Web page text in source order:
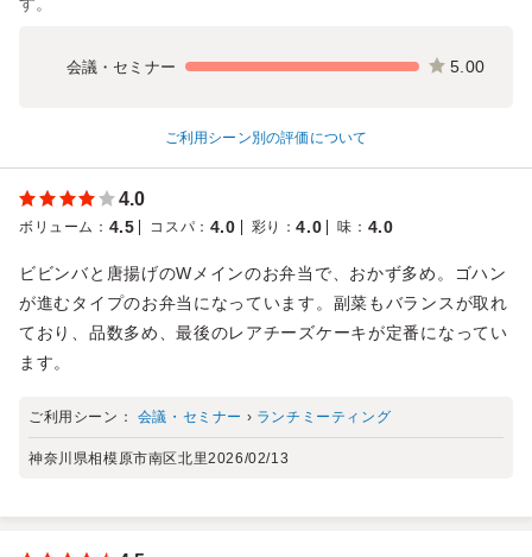
会議・セミナー 5.00
ご利用シーン別の評価について
4.0
ボリューム ： 4.5 コスパ ： 4.0 彩り ：4.0 味 ： 4.0
ビビンバと唐揚げのWメインのお弁当で、おかず多め。ゴハン
が進むタイプのお弁当になっています。副菜もバランスが取れ
ており、品数多め、最後のレアチーズケーキが定番になってい
ます。
ご利用シーン： 会議・セミナー › ランチミーティング
神奈川県相模原市南区北里2026/02/13